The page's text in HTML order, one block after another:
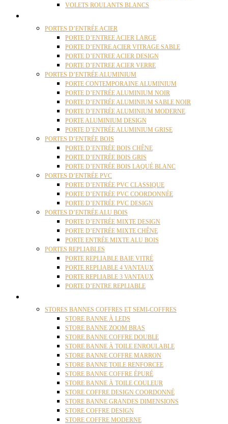
VOLETS ROULANTS BLANCS
PORTES D’ENTRÉE ACIER
PORTE D’ENTREE ACIER LARGE
PORTE D’ENTRE ACIER VITRAGE SABLE
PORTE D’ENTREE ACIER DESIGN
PORTE D’ENTREE ACIER VERRE
PORTES D’ENTRÉE ALUMINIUM
PORTE CONTEMPORAINE ALUMINIUM
PORTE D’ENTRÉE ALUMINIUM NOIR
PORTE D’ENTRÉE ALUMINIUM SABLE NOIR
PORTE D’ENTRÉE ALUMINIUM MODERNE
PORTE ALUMINIUM DESIGN
PORTE D’ENTRÉE ALUMINIUM GRISE
PORTES D’ENTRÉE BOIS
PORTE D’ENTRÉE BOIS CHÊNE
PORTE D’ENTRÉE BOIS GRIS
PORTE D’ENTRÉE BOIS LAQUÉ BLANC
PORTES D’ENTRÉE PVC
PORTE D’ENTRÉE PVC CLASSIQUE
PORTE D’ENTRÉE PVC COORDONNÉE
PORTE D’ENTRÉE PVC DESIGN
PORTES D’ENTRÉE ALU BOIS
PORTE D’ENTRÉE MIXTE DESIGN
PORTE D’ENTRÉE MIXTE CHÊNE
PORTE ENTRÉE MIXTE ALU BOIS
PORTES REPLIABLES
PORTE REPLIABLE BAIE VITRÉ
PORTE REPLIABLE 4 VANTAUX
PORTE REPLIABLE 3 VANTAUX
PORTE D’ENTRE REPLIABLE
STORES BANNES COFFRES ET SEMI-COFFRES
STORE BANNE À LEDS
STORE BANNE ZOOM BRAS
STORE BANNE COFFRE DOUBLE
STORE BANNE À TOILE ENROULABLE
STORE BANNE COFFRE MARRON
STORE BANNE TOILE RENFORCEE
STORE BANNE COFFRE ÉPURÉ
STORE BANNE À TOILE COULEUR
STORE COFFRE DESIGN COORDONNÉ
STORE BANNE GRANDES DIMENSIONS
STORE COFFRE DESIGN
STORE COFFRE MODERNE